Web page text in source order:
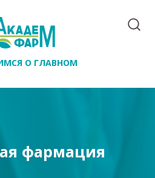
О ГЛАВНОМ
фармация